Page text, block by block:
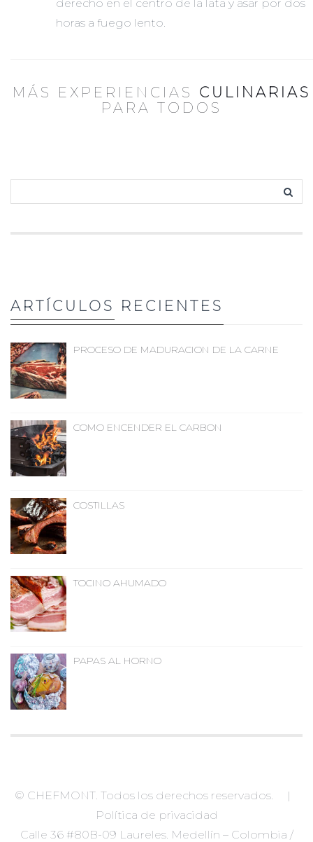
derecho en el centro de la lata y asar por dos
horas a fuego lento.
MÁS EXPERIENCIAS CULINARIAS
PARA TODOS
ARTÍCULOS RECIENTES
PROCESO DE MADURACION DE LA CARNE
COMO ENCENDER EL CARBON
COSTILLAS
TOCINO AHUMADO
PAPAS AL HORNO
© CHEFMONT. Todos los derechos reservados. |
Política de privacidad
Calle 36 #80B-09 Laureles. Medellín – Colombia /